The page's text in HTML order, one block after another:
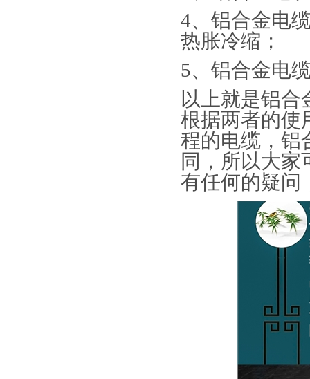
4、 铝合金电
热胀冷缩 ；
5、铝合金电
以上就是铝
根据两者的使
程的电缆，铝
同，所以大家
有任何的疑问